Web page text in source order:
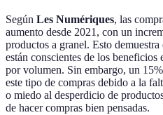
Según Les Numériques, las
aumento desde 2021, con un
productos a granel. Esto
están conscientes de los beneficios
por volumen. Sin embargo, un
este tipo de compras debido a la
o miedo al desperdicio de
de hacer compras bien pensadas.